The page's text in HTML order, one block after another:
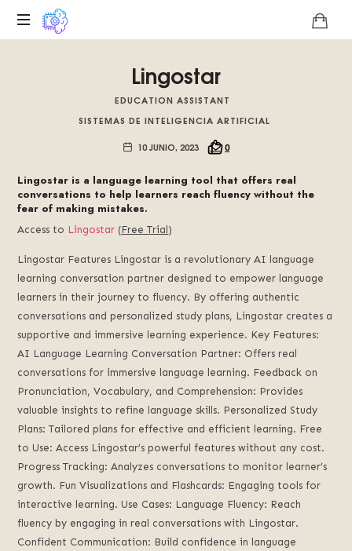
singularidad
de
Roko,
fomentamos
inteligencia
artificial
del
futuro.
Lingostar
EDUCATION ASSISTANT
SISTEMAS DE INTELIGENCIA ARTIFICIAL
10 JUNIO, 2023
0
Lingostar is a language learning tool that offers real
conversations to help learners reach fluency without the
fear of making mistakes.
Access to Lingostar (Free Trial )
Lingostar Features Lingostar is a revolutionary AI language
learning conversation partner designed to empower language
learners in their journey to fluency. By offering authentic
conversations and personalized study plans, Lingostar creates a
supportive and immersive learning experience. Key Features:
AI Language Learning Conversation Partner: Offers real
conversations for immersive language learning. Feedback on
Pronunciation, Vocabulary, and Comprehension: Provides
valuable insights to refine language skills. Personalized Study
Plans: Tailored plans for effective and efficient learning. Free
to Use: Access Lingostar’s powerful features without any cost.
Progress Tracking: Analyzes conversations to monitor learner’s
growth. Fun Visualizations and Flashcards: Engaging tools for
interactive learning. Use Cases: Language Fluency: Reach
fluency by engaging in real conversations with Lingostar.
Confident Communication: Build confidence in language